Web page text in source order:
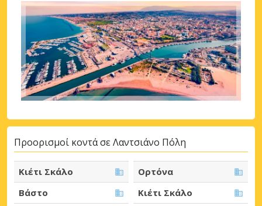
Προορισμοί κοντά σε Λαντσιάνο Πόλη
Κιέτι Σκάλο
Ορτόνα
Βάστο
Κιέτι Σκάλο